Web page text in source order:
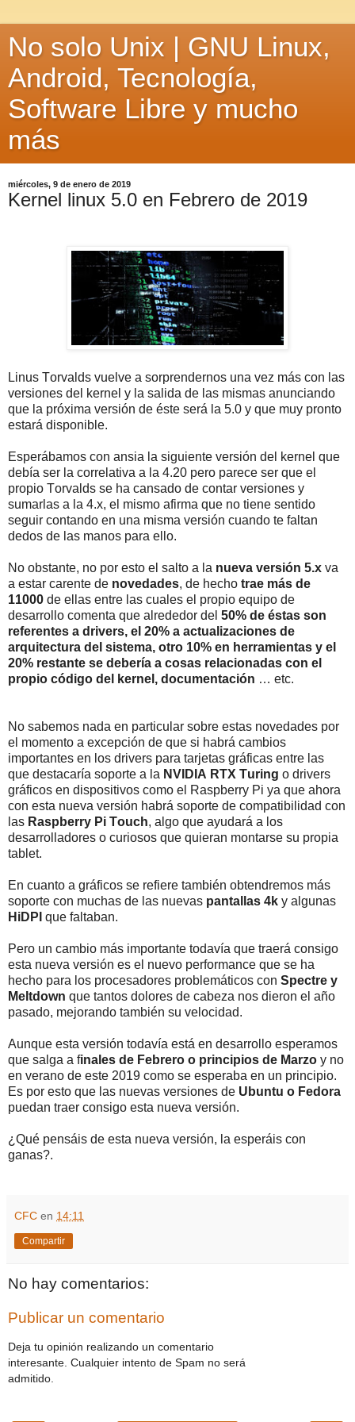
No solo Unix | GNU Linux,
Android, Tecnología,
Software Libre y mucho
más
miércoles, 9 de enero de 2019
Kernel linux 5.0 en Febrero de 2019
Linus Torvalds vuelve a sorprendernos una vez más con las
versiones del kernel y la salida de las mismas anunciando
que la próxima versión de éste será la 5.0 y que muy pronto
estará disponible.
Esperábamos con ansia la siguiente versión del kernel que
debía ser la correlativa a la 4.20 pero parece ser que el
propio Torvalds se ha cansado de contar versiones y
sumarlas a la 4.x, el mismo afirma que no tiene sentido
seguir contando en una misma versión cuando te faltan
dedos de las manos para ello.
No obstante, no por esto el salto a la nueva versión 5.x va
a estar carente de novedades, de hecho trae más de
11000 de ellas entre las cuales el propio equipo de
desarrollo comenta que alrededor del 50% de éstas son
referentes a drivers, el 20% a actualizaciones de
arquitectura del sistema, otro 10% en herramientas y el
20% restante se debería a cosas relacionadas con el
propio código del kernel, documentación … etc.
No sabemos nada en particular sobre estas novedades por
el momento a excepción de que si habrá cambios
importantes en los drivers para tarjetas gráficas entre las
que destacaría soporte a la NVIDIA RTX Turing o drivers
gráficos en dispositivos como el Raspberry Pi ya que ahora
con esta nueva versión habrá soporte de compatibilidad con
las Raspberry Pi Touch, algo que ayudará a los
desarrolladores o curiosos que quieran montarse su propia
tablet.
En cuanto a gráficos se refiere también obtendremos más
soporte con muchas de las nuevas pantallas 4k y algunas
HiDPI que faltaban.
Pero un cambio más importante todavía que traerá consigo
esta nueva versión es el nuevo performance que se ha
hecho para los procesadores problemáticos con Spectre y
Meltdown que tantos dolores de cabeza nos dieron el año
pasado, mejorando también su velocidad.
Aunque esta versión todavía está en desarrollo esperamos
que salga a finales de Febrero o principios de Marzo y no
en verano de este 2019 como se esperaba en un principio.
Es por esto que las nuevas versiones de Ubuntu o Fedora
puedan traer consigo esta nueva versión.
¿Qué pensáis de esta nueva versión, la esperáis con
ganas?.
CFC en 14:11
Compartir
No hay comentarios:
Publicar un comentario
Deja tu opinión realizando un comentario
interesante. Cualquier intento de Spam no será
admitido.